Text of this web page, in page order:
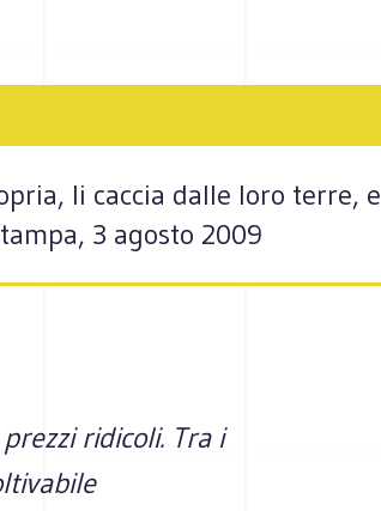
li caccia dalle loro terre, e
3 agosto 2009
ridicoli. Tra i